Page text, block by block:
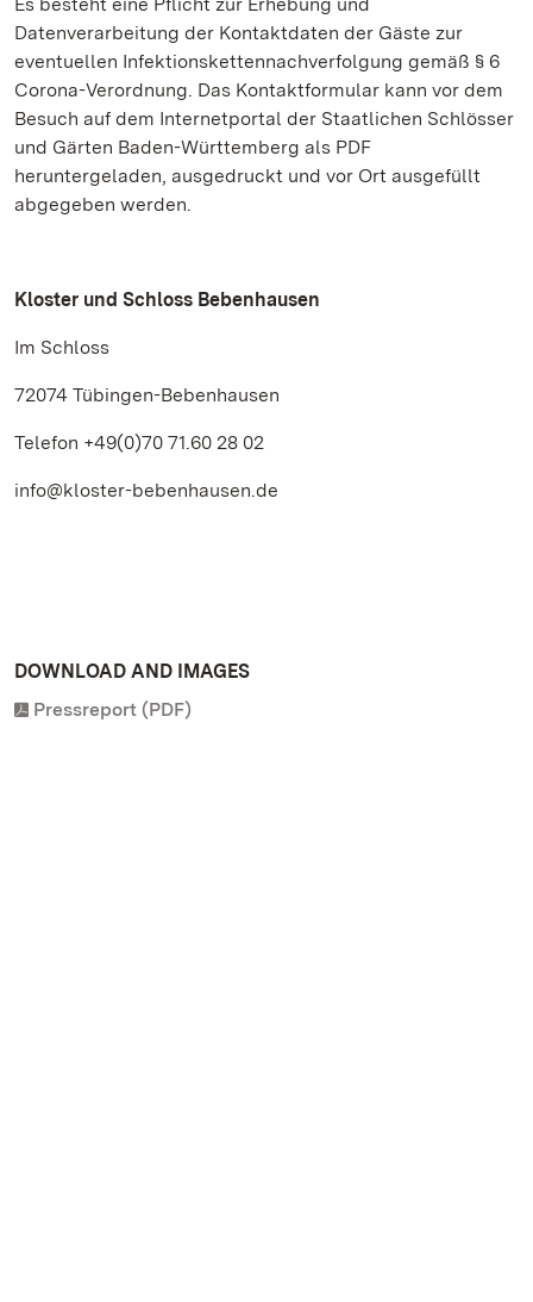
Datenverarbeitung der Kontaktdaten der Gäste zur
eventuellen Infektionskettennachverfolgung gemäß § 6
Corona-Verordnung. Das Kontaktformular kann vor dem
Besuch auf dem Internetportal der Staatlichen Schlösser
und Gärten Baden-Württemberg als PDF
heruntergeladen, ausgedruckt und vor Ort ausgefüllt
abgegeben werden.
Kloster und Schloss Bebenhausen
Im Schloss
72074 Tübingen-Bebenhausen
Telefon +49(0)70 71.60 28 02
info@kloster-bebenhausen.de
DOWNLOAD AND IMAGES
Pressreport (PDF)